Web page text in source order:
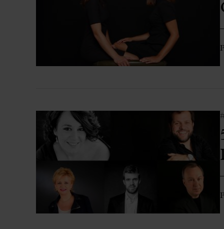
Descuentos y promociones
Programas de mano
Condiciones y normativa